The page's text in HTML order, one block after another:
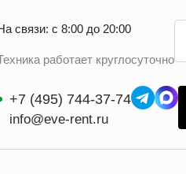
связи: с 8:00 до 20:00
работает круглосуточно
+7 (495) 744-37-74
info@eve-rent.ru